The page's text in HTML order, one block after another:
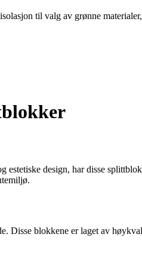
til valg av grønne
design, har disse
blokkene er laget av